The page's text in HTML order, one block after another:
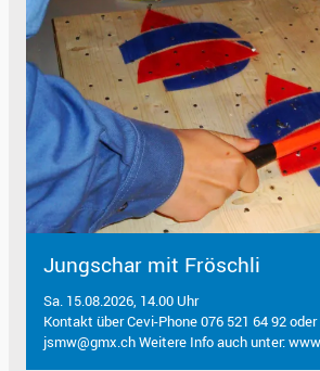
Jungschar mit Fröschli
Sa. 15.08.2026, 14.00 Uhr
Kontakt über Cevi-Phone 076 521 64 92
jsmw@gmx.ch Weitere Info auch unter: